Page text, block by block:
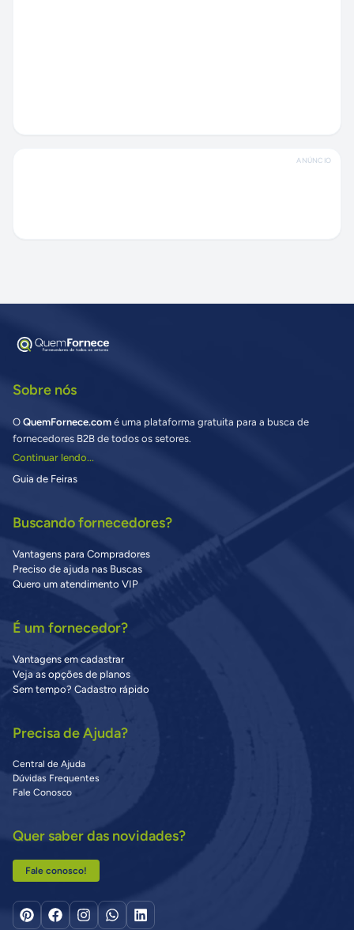
ANÚNCIO
Sobre nós
O QuemFornece.com é uma plataforma gratuita para a busca de
fornecedores B2B de todos os setores.
Continuar lendo...
Guia de Feiras
Buscando fornecedores?
Vantagens para Compradores
Preciso de ajuda nas Buscas
Quero um atendimento VIP
É um fornecedor?
Vantagens em cadastrar
Veja as opções de planos
Sem tempo? Cadastro rápido
Precisa de Ajuda?
Central de Ajuda
Dúvidas Frequentes
Fale Conosco
Quer saber das novidades?
Fale conosco!